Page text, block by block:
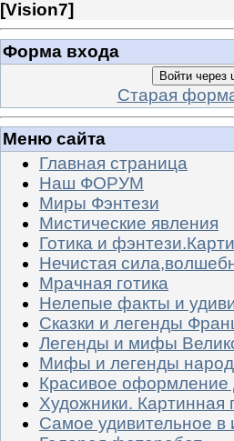
[Vision7]
Форма входа
Войти через
Старая
Меню сайта
Главная страница
Наш ФОРУМ
Миры Фэнтези
Мистические явления
Готика и
Нечистая
Мрачная готика
Нелепые факты и
Сказки и легенды
Легенды и мифы
Мифы и легенды
Красивое оформление
Художники. Картинная
Самое удивительное в